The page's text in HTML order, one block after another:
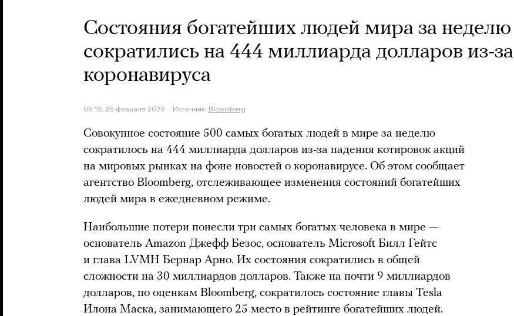
Состояния богатейших людей мира за неделю
сократились на 444 миллиарда долларов из-за
коронавируса
09:19, 29 февраля 2020 Источник: Bloomberg
Совокупное состояние 500 самых богатых людей в мире за неделю
сократилось на 444 миллиарда долларов из-за падения котировок акций
на мировых рынках на фоне новостей о коронавирусе. Об этом сообщает
агентство Bloomberg, отслеживающее изменения состояний богатейших
людей мира в ежедневном режиме.
Наибольшие потери понесли три самых богатых человека в мире —
основатель Amazon Джефф Безос, основатель Microsoft Билл Гейтс
и глава LVMH Бернар Арно. Их состояния сократились в общей
сложности на 30 миллиардов долларов. Также на почти 9 миллиардов
долларов, по оценкам Bloomberg, сократилось состояние главы Tesla
Илона Маска, занимающего 25 место в рейтинге богатейших людей.